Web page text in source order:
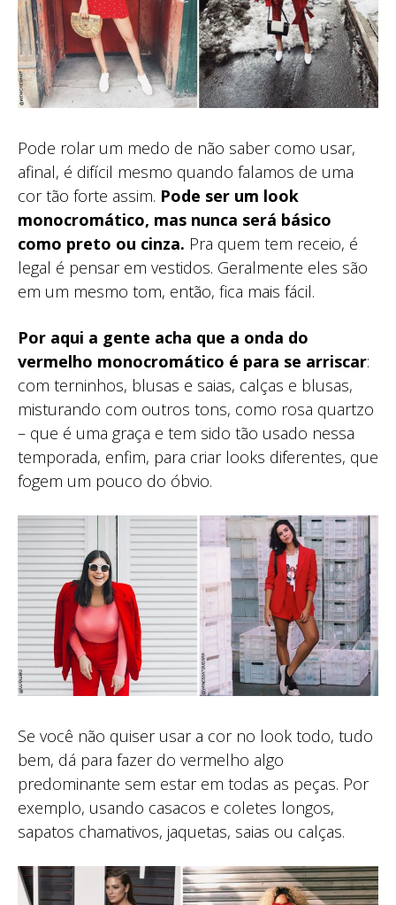
Pode rolar um medo de não saber como usar,
afinal, é difícil mesmo quando falamos de uma
cor tão forte assim. Pode ser um look
monocromático, mas nunca será básico
como preto ou cinza. Pra quem tem receio, é
legal é pensar em vestidos. Geralmente eles são
em um mesmo tom, então, fica mais fácil.
Por aqui a gente acha que a onda do
vermelho monocromático é para se arriscar:
com terninhos, blusas e saias, calças e blusas,
misturando com outros tons, como rosa quartzo
– que é uma graça e tem sido tão usado nessa
temporada, enfim, para criar looks diferentes, que
fogem um pouco do óbvio.
Se você não quiser usar a cor no look todo, tudo
bem, dá para fazer do vermelho algo
predominante sem estar em todas as peças. Por
exemplo, usando casacos e coletes longos,
sapatos chamativos, jaquetas, saias ou calças.